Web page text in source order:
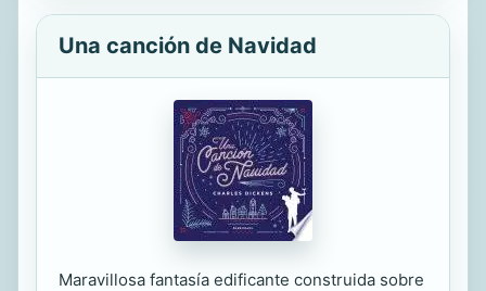
Una canción de Navidad
Maravillosa fantasía edificante construida sobre